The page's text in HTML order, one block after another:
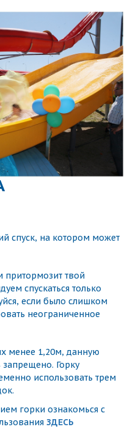
спуск, на котором может
притормозит твой
спускаться только
если было слишком
неограниченное
менее 1,20м, данную
запрещено. Горку
использовать трем
горки ознакомься с
ЗДЕСЬ